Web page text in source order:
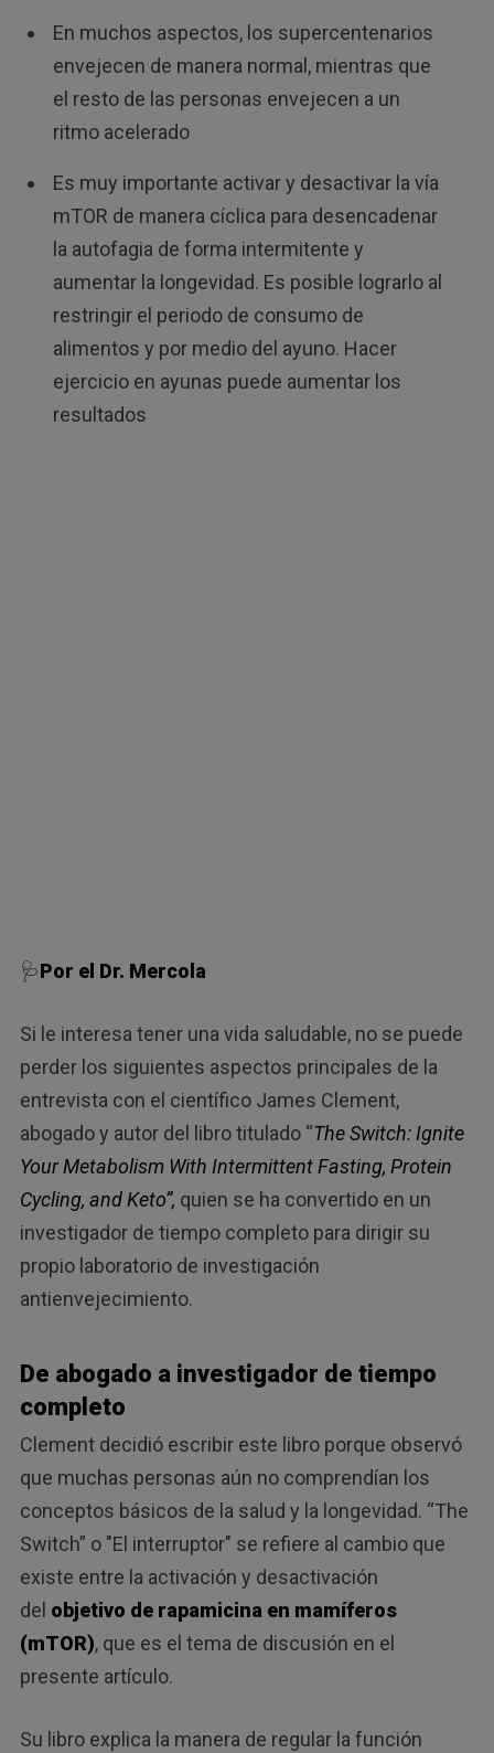
En muchos aspectos, los supercentenarios
envejecen de manera normal, mientras que
el resto de las personas envejecen a un
ritmo acelerado
Es muy importante activar y desactivar la vía
mTOR de manera cíclica para desencadenar
la autofagia de forma intermitente y
aumentar la longevidad. Es posible lograrlo al
restringir el periodo de consumo de
alimentos y por medio del ayuno. Hacer
ejercicio en ayunas puede aumentar los
resultados
🩺Por el Dr. Mercola
Si le interesa tener una vida saludable, no se puede
perder los siguientes aspectos principales de la
entrevista con el científico James Clement,
abogado y autor del libro titulado “The Switch: Ignite
Your Metabolism With Intermittent Fasting, Protein
Cycling, and Keto”, quien se ha convertido en un
investigador de tiempo completo para dirigir su
propio laboratorio de investigación
antienvejecimiento.
De abogado a investigador de tiempo
completo
Clement decidió escribir este libro porque observó
que muchas personas aún no comprendían los
conceptos básicos de la salud y la longevidad. “The
Switch” o "El interruptor" se refiere al cambio que
existe entre la activación y desactivación
del objetivo de rapamicina en mamíferos
(mTOR), que es el tema de discusión en el
presente artículo.
Su libro explica la manera de regular la función